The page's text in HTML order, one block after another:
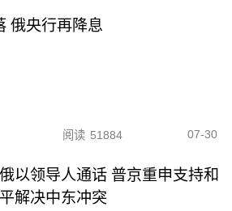
俄央行再降息
阅读 51884 07-30
俄以领导人通话 普京重申支持和
平解决中东冲突